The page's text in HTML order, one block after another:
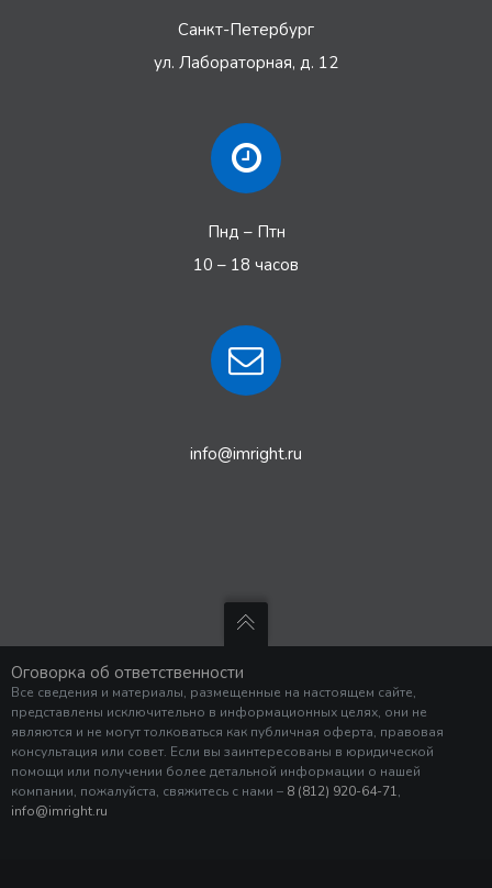
Санкт-Петербург
ул. Лабораторная, д. 12
Пнд – Птн
10 – 18 часов
info@imright.ru
Оговорка об ответственности
Все сведения и материалы, размещенные на настоящем сайте,
представлены исключительно в информационных целях, они не
являются и не могут толковаться как публичная оферта, правовая
консультация или совет. Если вы заинтересованы в юридической
помощи или получении более детальной информации о нашей
компании, пожалуйста, свяжитесь с нами – 8 (812) 920-64-71,
info@imright.ru